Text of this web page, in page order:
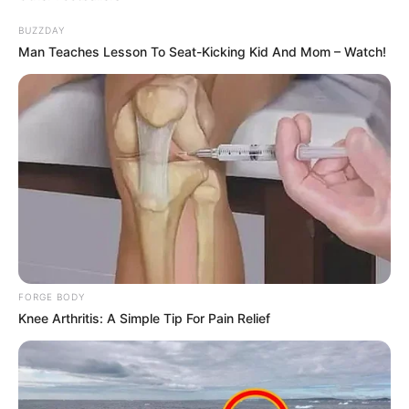
BUZZDAY
Man Teaches Lesson To Seat-Kicking Kid And Mom – Watch!
FORGE BODY
Knee Arthritis: A Simple Tip For Pain Relief